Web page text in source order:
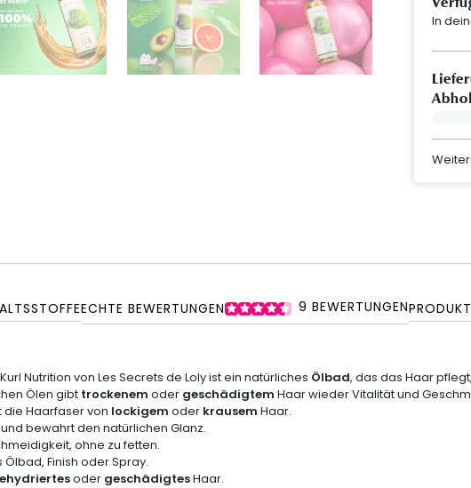
In
ECHTE BEWERTUNGEN 9 BEWERTUNGEN
Nutrition von Les Secrets de Loly ist ein natürliches Ölbad, das das Haar
Ölen gibt trockenem oder geschädigtem Haar wieder Vitalität und
die Haarfaser von lockigem oder krausem Haar.
bewahrt den natürlichen Glanz.
ohne zu fetten.
Finish oder Spray.
oder geschädigtesHaar.